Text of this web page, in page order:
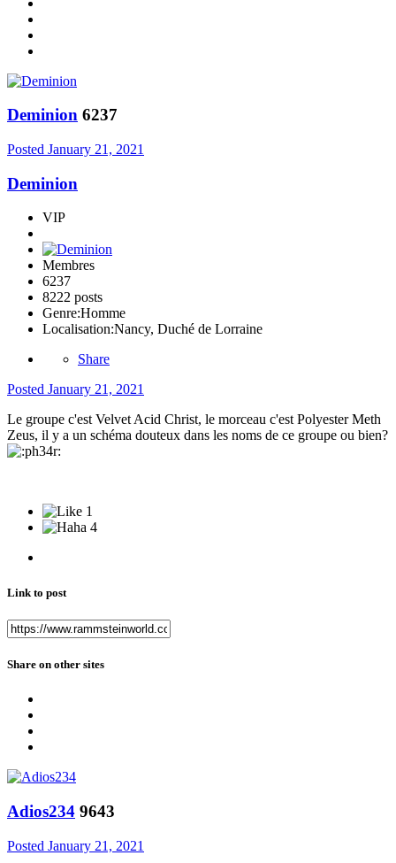
Deminion 6237
Posted January 21, 2021
Deminion
VIP
Membres
6237
8222 posts
Genre:Homme
Localisation:Nancy, Duché de Lorraine
Share
Posted January 21, 2021
Le groupe c'est Velvet Acid Christ, le morceau c'est Polyester Meth
Zeus, il y a un schéma douteux dans les noms de ce groupe ou bien?
1
4
Link to post
Share on other sites
Adios234 9643
Posted January 21, 2021